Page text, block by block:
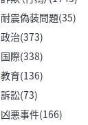
耐震偽装問題(35)
政治(373)
国際(338)
教育(136)
訴訟(73)
凶悪事件(166)